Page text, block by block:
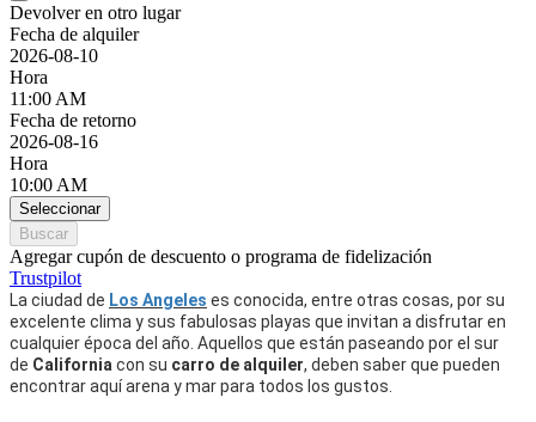
Devolver en otro lugar
Fecha de alquiler
2026-08-10
Hora
11:00 AM
Fecha de retorno
2026-08-16
Hora
10:00 AM
Seleccionar
Buscar
Agregar cupón de descuento o programa de fidelización
Trustpilot
La ciudad de Los Angeles es conocida, entre otras cosas, por su
excelente clima y sus fabulosas playas que invitan a disfrutar en
cualquier época del año. Aquellos que están paseando por el sur
de California con su carro de alquiler, deben saber que pueden
encontrar aquí arena y mar para todos los gustos.